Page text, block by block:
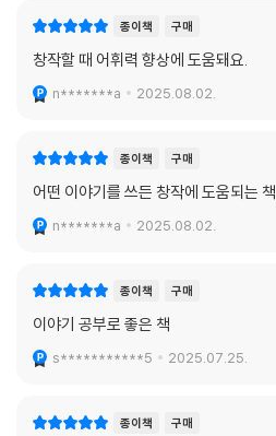
종이책 구매
창작할 때 어휘력 향상에 도움돼요.
n*******a 2025.08.02.
종이책 구매
어떤 이야기를 쓰든 창작에 도움되는 책
n*******a 2025.08.02.
종이책 구매
이야기 공부로 좋은 책
s***********5 2025.07.25.
종이책 구매